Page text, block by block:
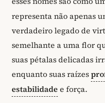
representa não apenas
verdadeiro legado de
semelhante a uma flor
suas pétalas delicadas
enquanto suas raízes
estabilidade e força.